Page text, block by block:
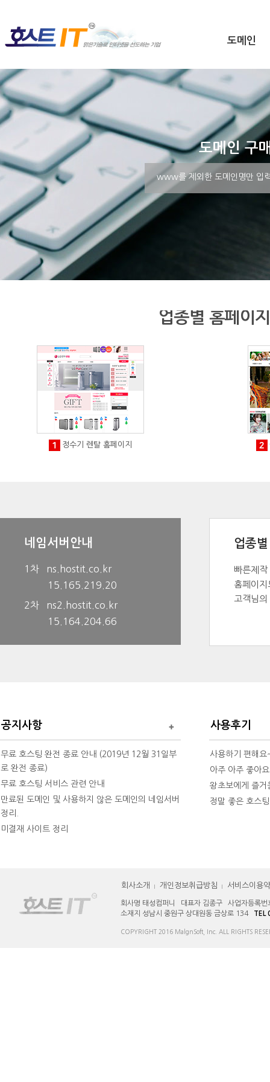
도메인
도메인 구
업종별 홈페이
정수기 렌탈 홈페이지
네임서버안내
1차 ns.hostit.co.kr
15.165.219.20
2차 ns2.hostit.co.kr
15.164.204.66
업종
빠른제작
홈페이
고객님
공지사항
무료 호스팅 완전 종료 안내 (2019년 12월 31일부
로 완전 종료)
무료 호스팅 서비스 관련 안내
만료된 도메인 및 사용하지 않은 도메인의 네임서버
정리.
미결재 사이트 정리
사용후기
사용하기 편해요
아주 아주 좋아
왕초보에게 즐거
정말 좋은 호스
회사소개 개인정보취급방침 서비스이용
회사명 태성컴퍼니 대표자 김종구 사업자등록
소재지 성남시 중원구 상대원동 금상로 134 TEL
COPYRIGHT 2016 MalgnSoft, Inc. ALL RIGHTS